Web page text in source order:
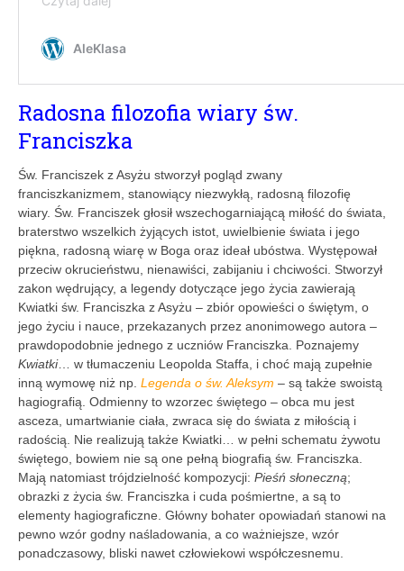
Radosna filozofia wiary św.
Franciszka
Św. Franciszek z Asyżu stworzył pogląd zwany
franciszkanizmem, stanowiący niezwykłą, radosną filozofię
wiary. Św. Franciszek głosił wszechogarniającą miłość do świata,
braterstwo wszelkich żyjących istot, uwielbienie świata i jego
piękna, radosną wiarę w Boga oraz ideał ubóstwa. Występował
przeciw okrucieństwu, nienawiści, zabijaniu i chciwości. Stworzył
zakon wędrujący, a legendy dotyczące jego życia zawierają
Kwiatki św. Franciszka z Asyżu – zbiór opowieści o świętym, o
jego życiu i nauce, przekazanych przez anonimowego autora –
prawdopodobnie jednego z uczniów Franciszka. Poznajemy
Kwiatki… w tłumaczeniu Leopolda Staffa, i choć mają zupełnie
inną wymowę niż np. Legenda o św. Aleksym – są także swoistą
hagiografią. Odmienny to wzorzec świętego – obca mu jest
asceza, umartwianie ciała, zwraca się do świata z miłością i
radością. Nie realizują także Kwiatki… w pełni schematu żywotu
świętego, bowiem nie są one pełną biografią św. Franciszka.
Mają natomiast trójdzielność kompozycji: Pieśń słoneczną;
obrazki z życia św. Franciszka i cuda pośmiertne, a są to
elementy hagiograficzne. Główny bohater opowiadań stanowi na
pewno wzór godny naśladowania, a co ważniejsze, wzór
ponadczasowy, bliski nawet człowiekowi współczesnemu.